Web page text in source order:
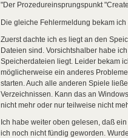
"Der Prozedureinsprungspunkt
Die gleiche Fehlermeldung bekam
Zuerst dachte ich es liegt an den
Dateien sind. Vorsichtshalber habe
Speicherdateien liegt. Leider bekam
möglicherweise ein anderes
starten. Auch alle anderen Spiele
Verzeichnissen. Kann das an
nicht mehr oder nur teilweise nicht
Ich habe weiter oben gelesen, daß
ich noch nicht fündig geworden.